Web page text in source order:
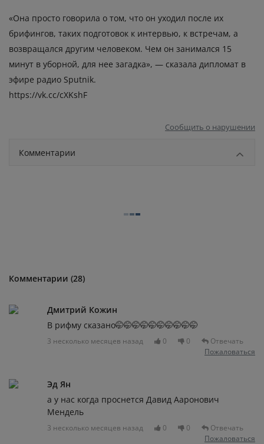
«Она просто говорила о том, что он уходил после их
брифингов, таких подготовок к интервью, к встречам, а
возвращался другим человеком. Чем он занимался 15
минут в уборной, для нее загадка», — сказала дипломат в
эфире радио Sputnik.
https://vk.cc/cXKshF
Сообщить о нарушении
Комментарии
Комментарии (28)
Дмитрий Кожин
В рифму сказано🤭🤭🤭🤭🤭🤭🤭🤭🤭🤭
3 несколько месяцев назад 0 0
Отвечать
Пожаловаться
Эд Ян
а у нас когда проснется Давид Ааронович
Мендель
3 несколько месяцев назад 0 0
Отвечать
Пожаловаться